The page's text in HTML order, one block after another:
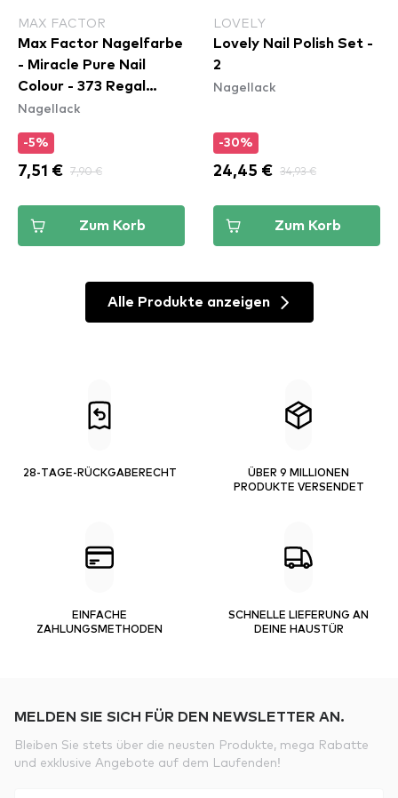
MAX FACTOR
Max Factor Nagelfarbe
- Miracle Pure Nail
Colour - 373 Regal
Garnet
Nagellack
-5%
7,51 € 7,90 €
Zum Korb
LOVELY
Lovely Nail Polish Set -
2
Nagellack
-30%
24,45 € 34,93 €
Zum Korb
Alle Produkte anzeigen
28-TAGE-RÜCKGABERECHT
ÜBER 9 MILLIONEN
PRODUKTE VERSENDET
EINFACHE
ZAHLUNGSMETHODEN
SCHNELLE LIEFERUNG AN
DEINE HAUSTÜR
MELDEN SIE SICH FÜR DEN NEWSLETTER AN.
Bleiben Sie stets über die neusten Produkte, mega Rabatte
und exklusive Angebote auf dem Laufenden!